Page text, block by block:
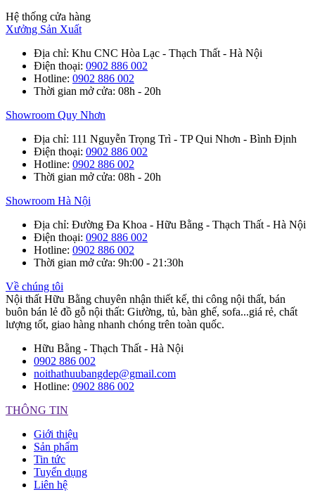
Hệ thống cửa hàng
Xưởng Sản Xuất
Địa chỉ: Khu CNC Hòa Lạc - Thạch Thất - Hà Nội
Điện thoại: 0902 886 002
Hotline: 0902 886 002
Thời gian mở cửa: 08h - 20h
Showroom Quy Nhơn
Địa chỉ: 111 Nguyễn Trọng Trì - TP Qui Nhơn - Bình Định
Điện thoại: 0902 886 002
Hotline: 0902 886 002
Thời gian mở cửa: 08h - 20h
Showroom Hà Nội
Địa chỉ: Đường Đa Khoa - Hữu Bằng - Thạch Thất - Hà Nội
Điện thoại: 0902 886 002
Hotline: 0902 886 002
Thời gian mở cửa: 9h:00 - 21:30h
Về chúng tôi
Nội thất Hữu Bằng chuyên nhận thiết kế, thi công nội thất, bán
buôn bán lẻ đồ gỗ nội thất: Giường, tủ, bàn ghế, sofa...giá rẻ, chất
lượng tốt, giao hàng nhanh chóng trên toàn quốc.
Hữu Bằng - Thạch Thất - Hà Nội
0902 886 002
noithathuubangdep@gmail.com
Hotline: 0902 886 002
THÔNG TIN
Giới thiệu
Sản phẩm
Tin tức
Tuyển dụng
Liên hệ